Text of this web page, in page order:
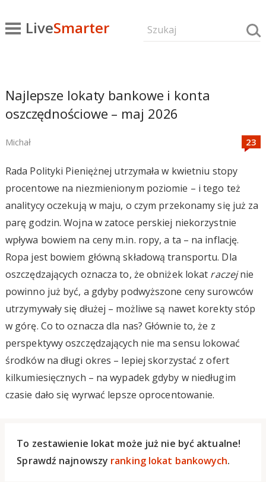
LiveSmarter
Najlepsze lokaty bankowe i konta
oszczędnościowe – maj 2026
Michał
Rada Polityki Pieniężnej utrzymała w kwietniu stopy
procentowe na niezmienionym poziomie – i tego też
analitycy oczekują w maju, o czym przekonamy się już za
parę godzin. Wojna w zatoce perskiej niekorzystnie
wpływa bowiem na ceny m.in. ropy, a ta – na inflację.
Ropa jest bowiem główną składową transportu. Dla
oszczędzających oznacza to, że obniżek lokat raczejnie
powinno już być, a gdyby podwyższone ceny surowców
utrzymywały się dłużej – możliwe są nawet korekty stóp
w górę. Co to oznacza dla nas? Głównie to, że z
perspektywy oszczędzających nie ma sensu lokować
środków na długi okres – lepiej skorzystać z ofert
kilkumiesięcznych – na wypadek gdyby w niedługim
czasie dało się wyrwać lepsze oprocentowanie.
To zestawienie lokat może już nie być aktualne!
Sprawdź najnowszy ranking lokat bankowych.